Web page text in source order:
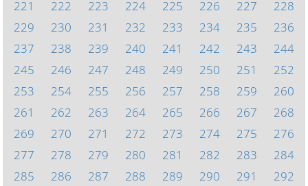
221
222 223 224 225 226 227
228
229
230 231 232 233 234 235
236
237
238 239 240 241 242 243
244
245
246 247 248 249 250 251
252
253
254 255 256 257 258 259
260
261
262 263 264 265 266 267
268
269
270 271 272 273 274 275
276
277
278 279 280 281 282 283
284
285
286 287 288 289 290 291
292